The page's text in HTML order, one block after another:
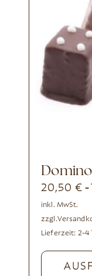
20,50 € -
inkl. MwSt.
zzgl.
Lieferzeit: 2-4